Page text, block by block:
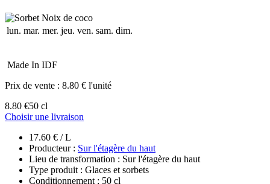
lun. mar. mer. jeu. ven. sam. dim.
Made In IDF
Prix de vente : 8.80 € l'unité
8.80 €50 cl
Choisir une livraison
17.60 € / L
Producteur : Sur l'étagère du haut
Lieu de transformation : Sur l'étagère du haut
Type produit : Glaces et sorbets
Conditionnement : 50 cl